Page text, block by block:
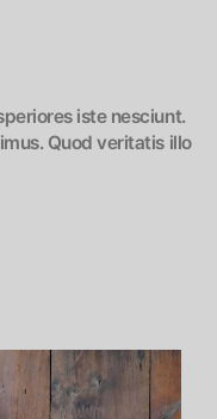
iste nesciunt.
Quod veritatis illo